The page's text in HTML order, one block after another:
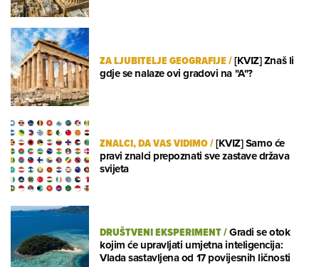
ZA LJUBITELJE GEOGRAFIJE/[KVIZ] Znaš li
gdje se nalaze ovi gradovi na "A"?
ZNALCI, DA VAS VIDIMO/[KVIZ] Samo će
pravi znalci prepoznati sve zastave država
svijeta
DRUŠTVENI EKSPERIMENT/Gradi se otok
kojim će upravljati umjetna inteligencija:
Vlada sastavljena od 17 povijesnih ličnosti